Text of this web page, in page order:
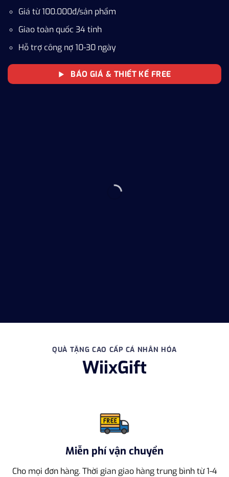
Giá từ 100.000đ/sản phẩm
Giao toàn quốc 34 tỉnh
Hỗ trợ công nợ 10-30 ngày
BÁO GIÁ & THIẾT KẾ FREE
QUÀ TẶNG CAO CẤP CÁ NHÂN HÓA
WiixGift
Miễn phí vận chuyển
Cho mọi đơn hàng. Thời gian giao hàng trung bình từ 1-4